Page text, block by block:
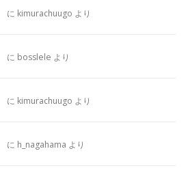
に kimurachuugo より
に bosslele より
に kimurachuugo より
に h_nagahama より